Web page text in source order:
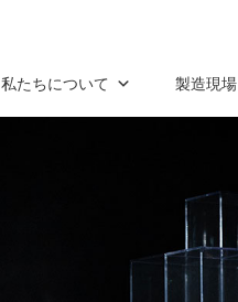
私たちについて 製造現場